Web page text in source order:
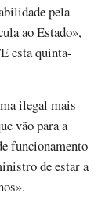
pela
ao Estado»,
esta quinta-
ilegal mais
vão para a
funcionamento
de estar a